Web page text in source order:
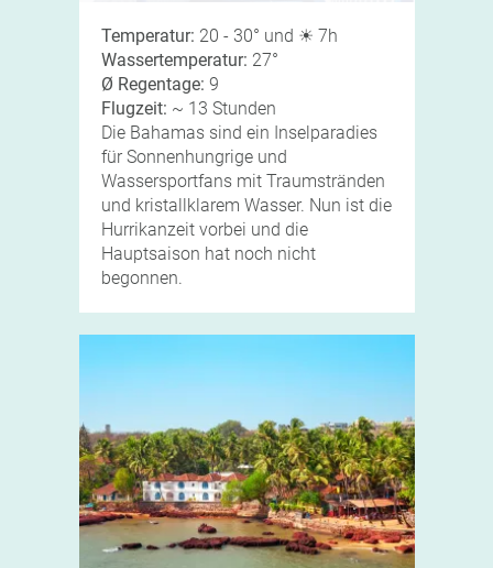
Temperatur: 20 - 30° und ☀ 7h
Wassertemperatur: 27°
Ø Regentage: 9
Flugzeit: ~ 13 Stunden
Die Bahamas sind ein Inselparadies
für Sonnenhungrige und
Wassersportfans mit Traumstränden
und kristallklarem Wasser. Nun ist die
Hurrikanzeit vorbei und die
Hauptsaison hat noch nicht
begonnen.